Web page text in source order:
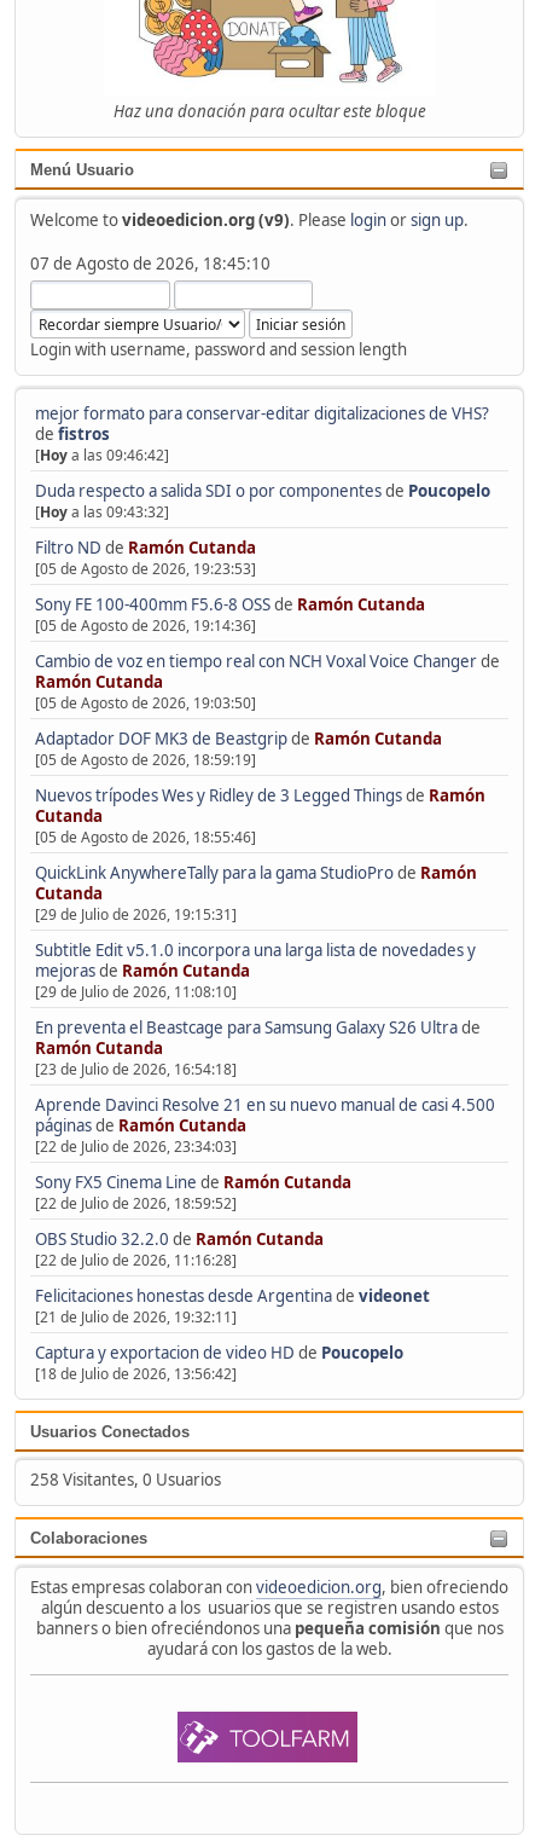
Haz una donación para ocultar este bloque
Menú Usuario
Welcome tovideoedicion.org (v9). Please loginorsign up.
07 de Agosto de 2026, 18:45:10
Login with username, password and session length
mejor formato para conservar-editar digitalizaciones de VHS?
de fistros
[Hoya las 09:46:42]
Duda respecto a salida SDI o por componentesde Poucopelo
[Hoya las 09:43:32]
Filtro ND de Ramón Cutanda
[05 de Agosto de 2026, 19:23:53]
Sony FE 100-400mm F5.6-8 OSSde Ramón Cutanda
[05 de Agosto de 2026, 19:14:36]
Cambio de voz en tiempo real con NCH Voxal Voice Changerde
Ramón Cutanda
[05 de Agosto de 2026, 19:03:50]
Adaptador DOF MK3 de Beastgripde Ramón Cutanda
[05 de Agosto de 2026, 18:59:19]
Nuevos trípodes Wes y Ridley de 3 Legged Thingsde Ramón
Cutanda
[05 de Agosto de 2026, 18:55:46]
QuickLink AnywhereTally para la gama StudioProde Ramón
Cutanda
[29 de Julio de 2026, 19:15:31]
Subtitle Edit v5.1.0 incorpora una larga lista de novedades y
mejorasde Ramón Cutanda
[29 de Julio de 2026, 11:08:10]
En preventa el Beastcage para Samsung Galaxy S26 Ultrade
Ramón Cutanda
[23 de Julio de 2026, 16:54:18]
Aprende Davinci Resolve 21 en su nuevo manual de casi 4.500
páginasde Ramón Cutanda
[22 de Julio de 2026, 23:34:03]
Sony FX5 Cinema Line de Ramón Cutanda
[22 de Julio de 2026, 18:59:52]
OBS Studio 32.2.0 de Ramón Cutanda
[22 de Julio de 2026, 11:16:28]
Felicitaciones honestas desde Argentinade videonet
[21 de Julio de 2026, 19:32:11]
Captura y exportacion de video HD de Poucopelo
[18 de Julio de 2026, 13:56:42]
Usuarios Conectados
258 Visitantes, 0 Usuarios
Colaboraciones
Estas empresas colaboran convideoedicion.org, bien ofreciendo
algún descuento a los usuarios que se registren usando estos
banners o bien ofreciéndonos una pequeña comisión que nos
ayudará con los gastos de la web.